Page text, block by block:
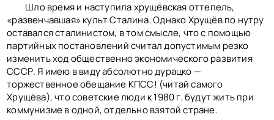
Шло время и наступила хрущёвская оттепель,
«развенчавшая» культ Сталина. Однако Хрущёв по нутру
оставался сталинистом, в том смысле, что с помощью
партийных постановлений считал допустимым резко
изменить ход общественно экономического развития
СССР. Я имею в виду абсолютно дурацко —
торжественное обещание КПСС! (читай самого
Хрущёва), что советские люди к 1980 г. будут жить при
коммунизме в одной, отдельно взятой стране.